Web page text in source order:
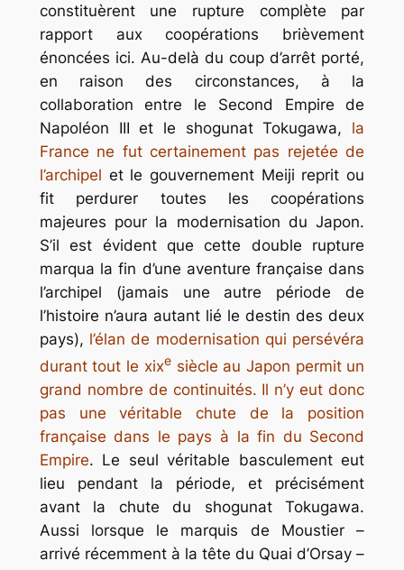
constituèrent une rupture complète par
rapport aux coopérations brièvement
énoncées ici. Au-delà du coup d’arrêt porté,
en raison des circonstances, à la
collaboration entre le Second Empire de
Napoléon III et le shogunat Tokugawa, la
France ne fut certainement pas rejetée de
l’archipel et le gouvernement Meiji reprit ou
fit perdurer toutes les coopérations
majeures pour la modernisation du Japon.
S’il est évident que cette double rupture
marqua la fin d’une aventure française dans
l’archipel (jamais une autre période de
l’histoire n’aura autant lié le destin des deux
pays), l’élan de modernisation qui persévéra
durant tout le xixesiècle au Japon permit un
grand nombre de continuités. Il n’y eut donc
pas une véritable chute de la position
française dans le pays à la fin du Second
Empire. Le seul véritable basculement eut
lieu pendant la période, et précisément
avant la chute du shogunat Tokugawa.
Aussi lorsque le marquis de Moustier –
arrivé récemment à la tête du Quai d’Orsay –